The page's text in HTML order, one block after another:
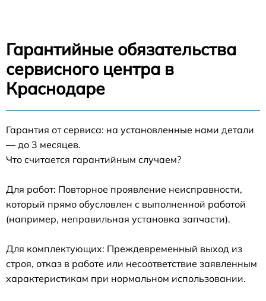
Гарантийные обязательства
сервисного центра в
Краснодаре
Гарантия от сервиса: на установленные нами детали
— до 3 месяцев.
Что считается гарантийным случаем?
Для работ: Повторное проявление неисправности,
который прямо обусловлен с выполненной работой
(например, неправильная установка запчасти).
Для комплектующих: Преждевременный выход из
строя, отказ в работе или несоответствие заявленным
характеристикам при нормальном использовании.